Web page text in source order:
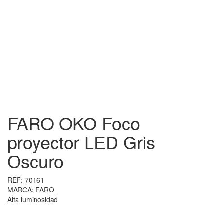
FARO OKO Foco
proyector LED Gris
Oscuro
REF: 70161
MARCA: FARO
Alta luminosidad